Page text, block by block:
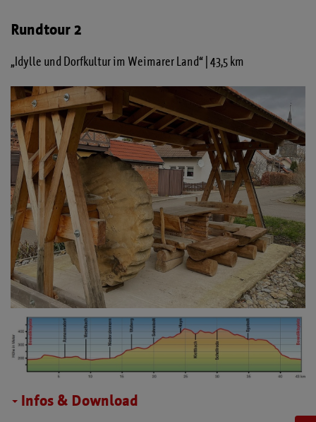
Rundtour 2
„Idylle und Dorfkultur im Weimarer Land“ | 43,5 km
Infos & Download